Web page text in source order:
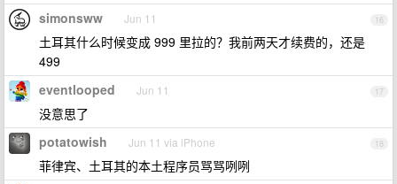
16
simonsww Jun 11
土耳其什么时候变成 999 里拉的？我前两天才续费的，还是
499
17
eventlooped Jun 11
没意思了
18
potatowish Jun 11 via iPhone
菲律宾、土耳其的本土程序员骂骂咧咧